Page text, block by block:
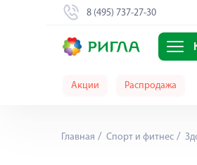
8 (495) 737-27-30
Акции Распродажа
Главная Спорт и фитнес